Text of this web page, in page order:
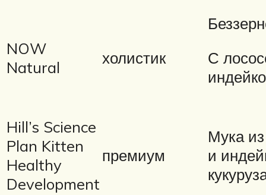
NOW
Natural
холистик
С
Hill’s Science
Plan Kitten
Healthy
Development
премиум
Мука
и